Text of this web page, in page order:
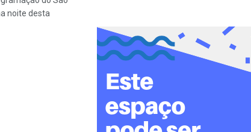
noite desta